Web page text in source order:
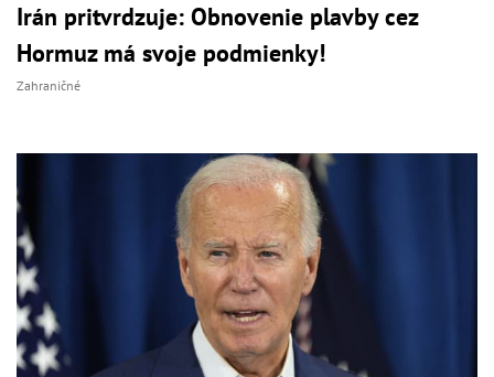
Irán pritvrdzuje: Obnovenie plavby cez
Hormuz má svoje podmienky!
Zahraničné